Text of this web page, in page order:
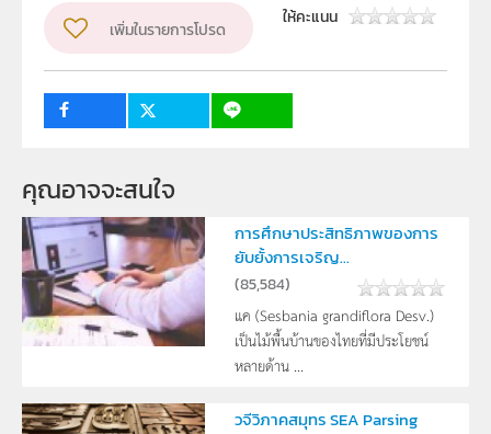
กลุ่มเป้าหมาย
ครู, นักเรียน, บุคคลทั่วไป
เพิ่มในรายการโปรด
ให้คะแนน
คุณอาจจะสนใจ
การศึกษาประสิทธิภาพของการ
ยับยั้งการเจริญ...
(85,584)
แค (Sesbania grandiflora Desv.)
เป็นไม้พื้นบ้านของไทยที่มีประโยชน์
หลายด้าน ...
วจีวิภาคสมุทร SEA Parsing